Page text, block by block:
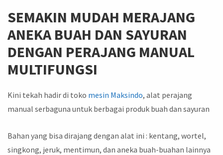
SEMAKIN MUDAH MERAJANG
ANEKA BUAH DAN SAYURAN
DENGAN PERAJANG MANUAL
MULTIFUNGSI
Kini tekah hadir di toko mesin Maksindo, alat perajang
manual serbaguna untuk berbagai produk buah dan sayuran
Bahan yang bisa dirajang dengan alat ini : kentang, wortel,
singkong, jeruk, mentimun, dan aneka buah-buahan lainnya